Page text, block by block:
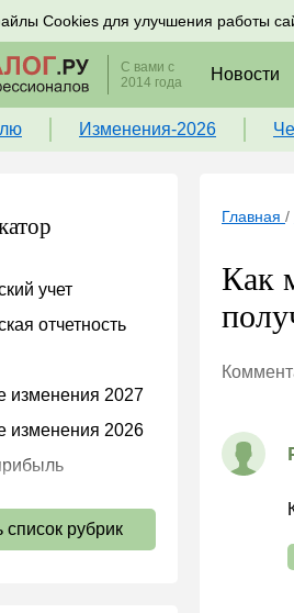
Cookies для улучшения работы
на новости по налогам, учету и
С вами с
2014 года
Новости
Изменения-2026
учет
отчетность
изменения 2027
изменения 2026
взносы 2026
список рубрик
Главная /
Как